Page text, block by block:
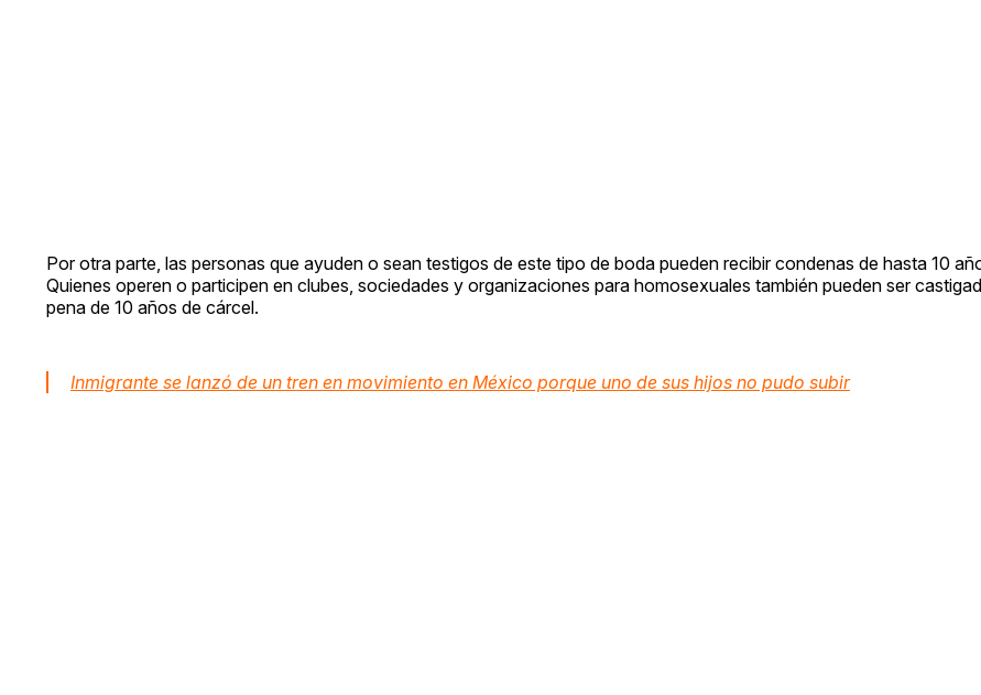
Por otra parte, las personas que ayuden o sean testigos de este tipo de boda pueden recibir condenas de hasta 10
Quienes operen o participen en clubes, sociedades y organizaciones para homosexuales también pueden ser
pena de 10 años de cárcel.
Inmigrante se lanzó de un tren en movimiento en México porque uno de sus hijos no pudo subir